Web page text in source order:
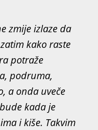
zmije izlaze da
kako raste
potraže
podruma,
a onda uveče
kada je
i kiše. Takvim